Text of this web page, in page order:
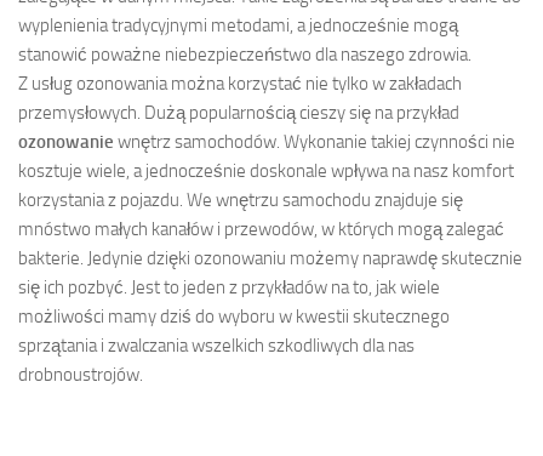
wyplenienia tradycyjnymi metodami, a jednocześnie mogą
stanowić poważne niebezpieczeństwo dla naszego zdrowia.
Z usług ozonowania można korzystać nie tylko w zakładach
przemysłowych. Dużą popularnością cieszy się na przykład
ozonowanie wnętrz samochodów. Wykonanie takiej czynności nie
kosztuje wiele, a jednocześnie doskonale wpływa na nasz komfort
korzystania z pojazdu. We wnętrzu samochodu znajduje się
mnóstwo małych kanałów i przewodów, w których mogą zalegać
bakterie. Jedynie dzięki ozonowaniu możemy naprawdę skutecznie
się ich pozbyć. Jest to jeden z przykładów na to, jak wiele
możliwości mamy dziś do wyboru w kwestii skutecznego
sprzątania i zwalczania wszelkich szkodliwych dla nas
drobnoustrojów.